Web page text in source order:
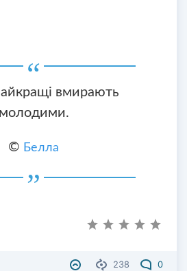
вмирають
молодими.
© Белла
238 0